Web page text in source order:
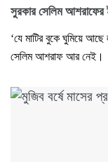
সুরকার সেলিম আশরাফের
‘যে মাটির বুকে ঘুমিয়ে
সেলিম আশরাফ আর নেই।